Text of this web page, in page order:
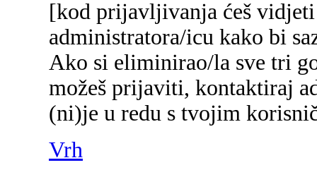
[kod prijavljivanja ćeš
administratora/icu kako bi
Ako si eliminirao/la sve tri
možeš prijaviti, kontaktiraj
(ni)je u redu s tvojim
Vrh